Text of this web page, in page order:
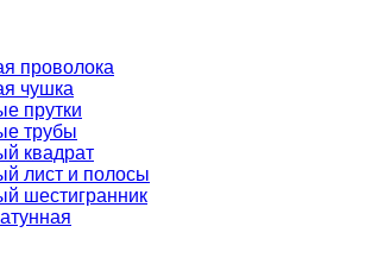
проволока
чушка
прутки
трубы
квадрат
лист и полосы
шестигранник